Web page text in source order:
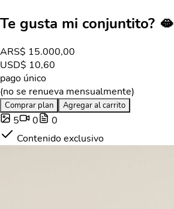
Te gusta mi conjuntito? 🫦
ARS$ 15.000,00
USD$ 10,60
pago único
(no se renueva mensualmente)
Comprar plan Agregar al carrito
5 0
0
Contenido exclusivo